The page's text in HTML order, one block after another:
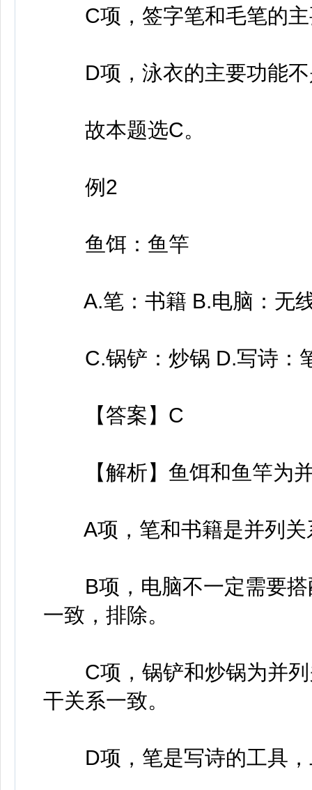
C项，签字笔和毛笔的主
D项，泳衣的主要功能不
故本题选C。
例2
鱼饵：鱼竿
A.笔：书籍 B.电脑：无
C.锅铲：炒锅 D.写诗：
【答案】C
【解析】鱼饵和鱼竿为并
A项，笔和书籍是并列关
B项，电脑不一定需要搭
一致，排除。
C项，锅铲和炒锅为并列
干关系一致。
D项，笔是写诗的工具，